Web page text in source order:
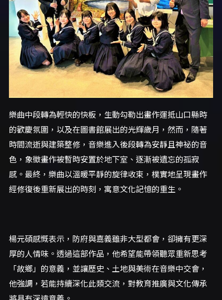
樂曲中段轉為輕快的快板，生動勾勒出畫作運抵山口縣時
的歡慶氛圍，以及在圖書館展出的光輝歲月，然而，隨著
時間流逝與建築整修，音樂進入後段轉為安靜且神祕的音
色，象徵畫作被暫時安置於地下室、逐漸被遺忘的孤寂
感。最終，樂曲以溫暖平靜的旋律收束，樸實地呈現畫作
經修復後重新展出的時刻，寓意文化記憶的重生。
楊元碩感慨表示，防府與嘉義雖非大型都會，卻擁有更深
厚的人情味。透過這部作品，他希望能帶領聽眾重新思考
「故鄉」的意義，並讓歷史、土地與美術在音樂中交會，
他強調，若能持續深化此類交流，對教育推廣與文化傳承